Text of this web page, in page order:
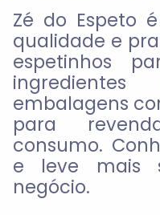
Zé do Espeto
qualidade e
espetinhos
ingredientes
embalagens
para
consumo.
e leve mais
negócio.